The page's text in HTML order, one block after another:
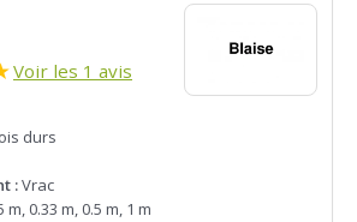
Voir les 1 avis
durs
:Vrac
m, 0.33 m, 0.5 m, 1 m